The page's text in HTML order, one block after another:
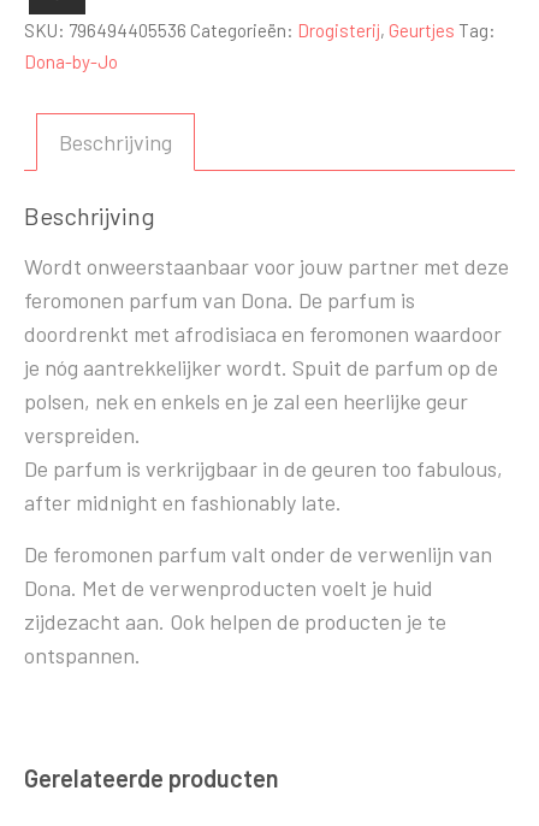
late
aantal
SKU: 796494405536 Categorieën: Drogisterij, Geurtjes Tag:
Dona-by-Jo
Beschrijving
Beschrijving
Wordt onweerstaanbaar voor jouw partner met deze
feromonen parfum van Dona. De parfum is
doordrenkt met afrodisiaca en feromonen waardoor
je nóg aantrekkelijker wordt. Spuit de parfum op de
polsen, nek en enkels en je zal een heerlijke geur
verspreiden.
De parfum is verkrijgbaar in de geuren too fabulous,
after midnight en fashionably late.
De feromonen parfum valt onder de verwenlijn van
Dona. Met de verwenproducten voelt je huid
zijdezacht aan. Ook helpen de producten je te
ontspannen.
Gerelateerde producten